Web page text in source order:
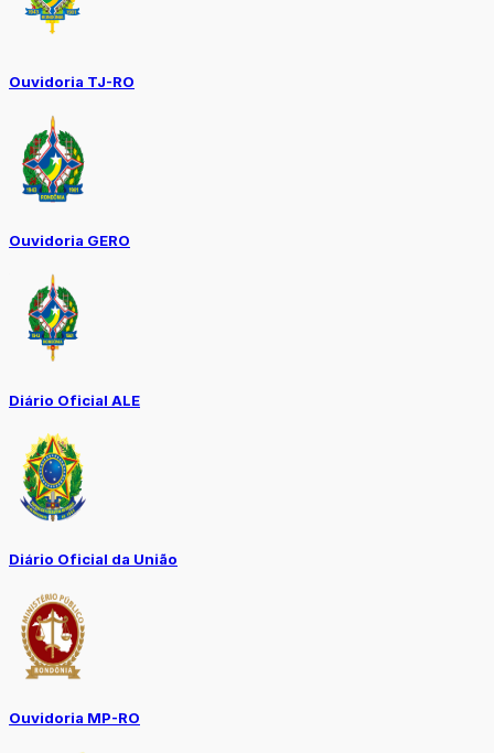
Ouvidoria TJ-RO
Ouvidoria GERO
Diário Oficial ALE
Diário Oficial da União
Ouvidoria MP-RO